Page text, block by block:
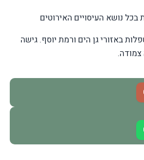
נושא העיסויים האירוטים
באזורי גן הים ורמת יוסף. גישה
צמודה.